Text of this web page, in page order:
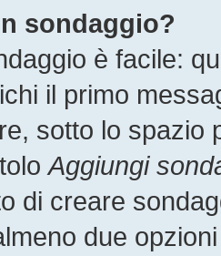
sondaggio?
è facile:
il primo
sotto lo spazio
Aggiungi
di creare
due